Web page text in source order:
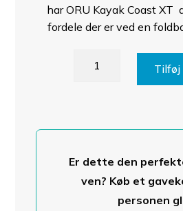
har ORU Kayak Coast XT
fordele der er ved en
Tilføj
Er dette den
ven? Køb et
personen